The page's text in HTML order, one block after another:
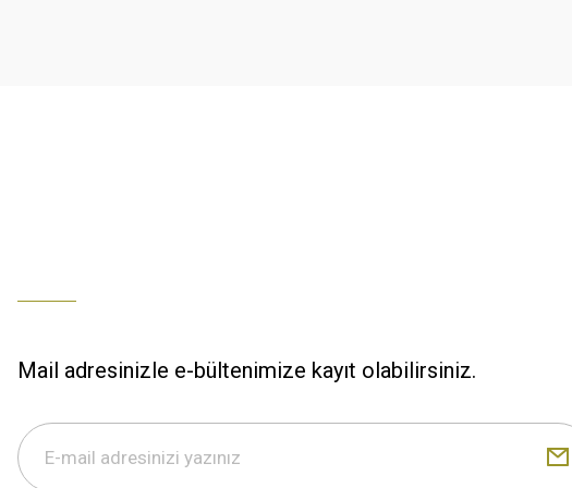
S... M... | 29/12/2025
Mail adresinizle e-bültenimize kayıt olabilirsiniz.